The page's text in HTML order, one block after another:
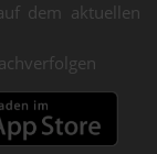
dem aktuellen